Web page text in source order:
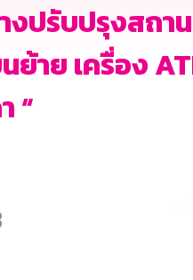
งปรับปรุงสถ
ย้าย เครื่อง
“